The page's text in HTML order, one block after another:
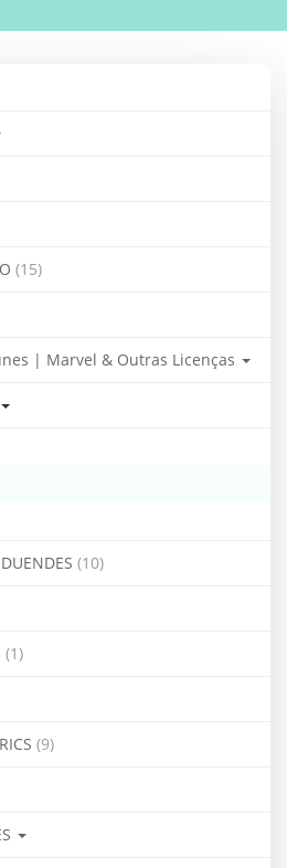
(15)
| Marvel & Outras Licenças
(10)
(1)
(9)